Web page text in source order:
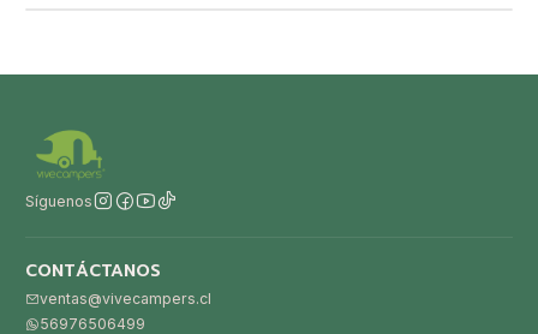
Síguenos
CONTÁCTANOS
ventas@vivecampers.cl
56976506499